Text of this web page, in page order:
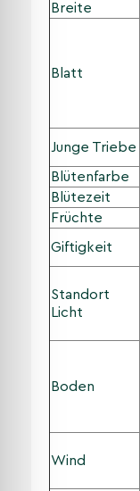
Breite
Blatt
Junge Triebe
Blütenfarbe
Blütezeit
Früchte
Giftigkeit
Standort
Licht
Boden
Wind